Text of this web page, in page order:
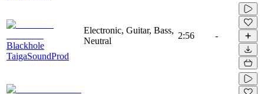
Blackhole
TaigaSoundProd
Electronic, Guitar, Bass,
Neutral
2:56 -